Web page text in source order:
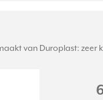
van Duroplast: zeer